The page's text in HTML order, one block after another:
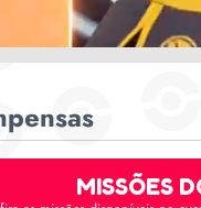
MISSÕES